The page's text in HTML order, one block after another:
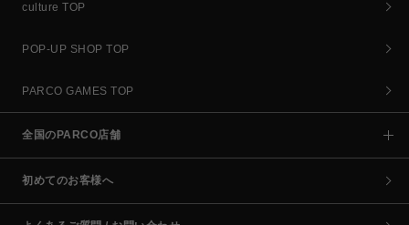
culture TOP
POP-UP SHOP TOP
PARCO GAMES TOP
全国のPARCO店舗
初めてのお客様へ